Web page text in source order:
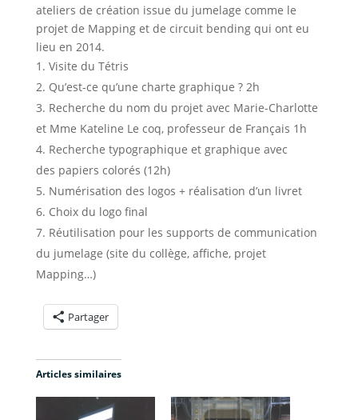
ateliers de création issue du jumelage comme le
projet de Mapping et de circuit bending qui ont eu
lieu en 2014.
Visite du Tétris
Qu’est-ce qu’une charte graphique ? 2h
Recherche du nom du projet avec Marie-Charlotte
et Mme Kateline Le coq, professeur de Français 1h
Recherche typographique et graphique avec
des papiers colorés (12h)
Numérisation des logos + réalisation d’un livret
Choix du logo final
Réutilisation pour les supports de communication
du jumelage (site du collège, affiche, projet
Mapping…)
Partager
Articles similaires